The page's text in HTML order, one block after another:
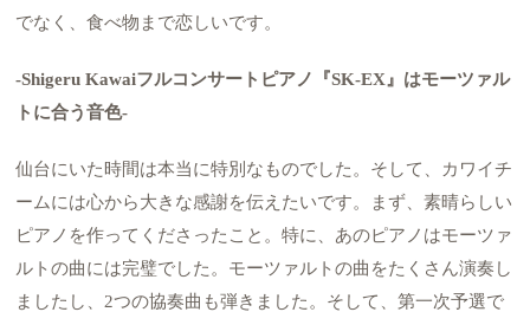
でなく、食べ物まで恋しいです。
-Shigeru Kawaiフルコンサートピアノ『SK-EX』はモーツァル
トに合う音色-
仙台にいた時間は本当に特別なものでした。そして、カワイチ
ームには心から大きな感謝を伝えたいです。まず、素晴らしい
ピアノを作ってくださったこと。特に、あのピアノはモーツァ
ルトの曲には完璧でした。モーツァルトの曲をたくさん演奏し
ましたし、2つの協奏曲も弾きました。そして、第一次予選で